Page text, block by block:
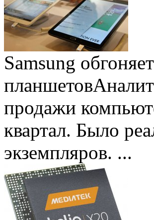
Samsung
планшетов
продажи
квартал. Было
экземпляров. ...